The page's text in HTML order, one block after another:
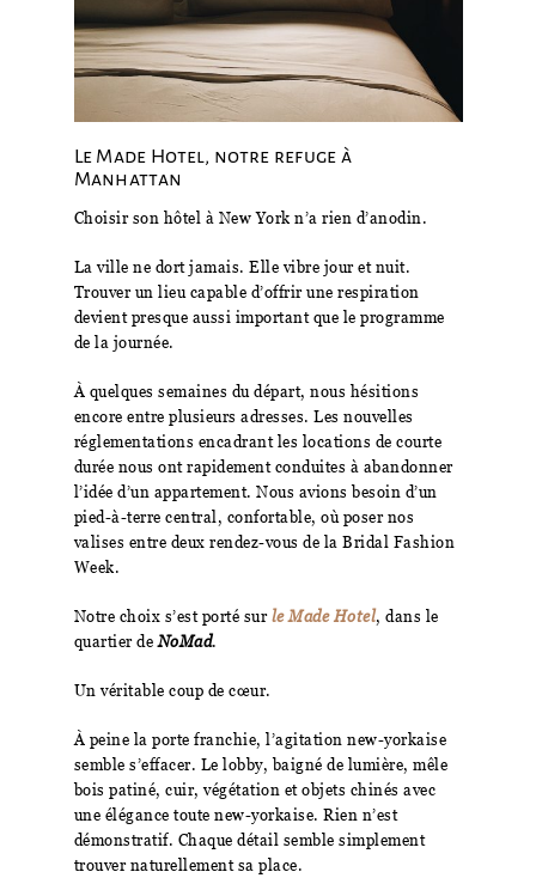
Le Made Hotel, notre refuge à
Manhattan
Choisir son hôtel à New York n’a rien d’anodin.
La ville ne dort jamais. Elle vibre jour et nuit.
Trouver un lieu capable d’offrir une respiration
devient presque aussi important que le programme
de la journée.
À quelques semaines du départ, nous hésitions
encore entre plusieurs adresses. Les nouvelles
réglementations encadrant les locations de courte
durée nous ont rapidement conduites à abandonner
l’idée d’un appartement. Nous avions besoin d’un
pied-à-terre central, confortable, où poser nos
valises entre deux rendez-vous de la Bridal Fashion
Week.
Notre choix s’est porté surle Made Hotel, dans le
quartier deNoMad.
Un véritable coup de cœur.
À peine la porte franchie, l’agitation new-yorkaise
semble s’effacer. Le lobby, baigné de lumière, mêle
bois patiné, cuir, végétation et objets chinés avec
une élégance toute new-yorkaise. Rien n’est
démonstratif. Chaque détail semble simplement
trouver naturellement sa place.